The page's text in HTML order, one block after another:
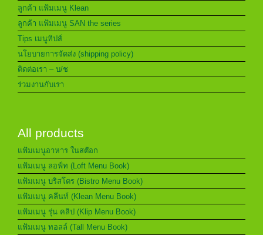
ลูกค้า แฟ้มเมนู Klean
ลูกค้า แฟ้มเมนู SAN the series
Tips เมนูทิปส์
นโยบายการจัดส่ง (shipping policy)
ติดต่อเรา – บ/ช
ร่วมงานกับเรา
All products
แฟ้มเมนูอาหาร ในสต๊อก
แฟ้มเมนู ลอฟ์ท (Loft Menu Book)
แฟ้มเมนู บริสโตร (Bistro Menu Book)
แฟ้มเมนู คลีนท์ (Klean Menu Book)
แฟ้มเมนู รุ่น คลิป (Klip Menu Book)
แฟ้มเมนู ทอลล์ (Tall Menu Book)